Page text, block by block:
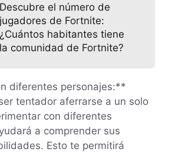
Descubre el número de
jugadores de Fortnite:
¿Cuántos habitantes tiene
la comunidad de Fortnite?
diferentes personajes:**
tentador aferrarse a un solo
con diferentes
a comprender sus
Esto te permitirá